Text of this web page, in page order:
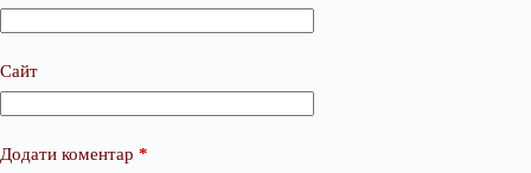
Сайт
Додати коментар *